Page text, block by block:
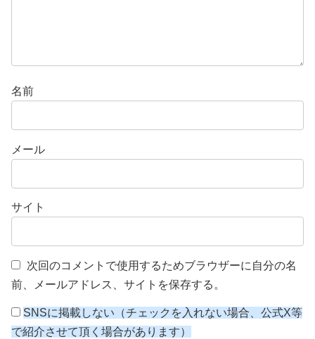
名前
メール
サイト
次回のコメントで使用するためブラウザーに自分の名
前、メールアドレス、サイトを保存する。
SNSに掲載しない（チェックを入れない場合、公式X等
で紹介させて頂く場合があります）